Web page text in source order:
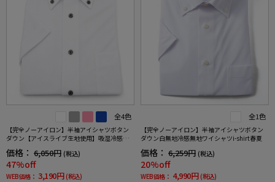
全4色
【完全ノーアイロン】半袖アイシャツボタン
ダウン【アイスライブ生地使用】吸湿冷感シ
価格： 6,050円 (税込)
47%off
WEB価格： 3,190円 (税込)
全1色
【完全ノーアイロン】半袖アイシャツボタン
ダウン白無地冷感無地ワイシャツi-shirt春夏
価格： 6,259円 (税込)
20%off
WEB価格： 4,990円 (税込)